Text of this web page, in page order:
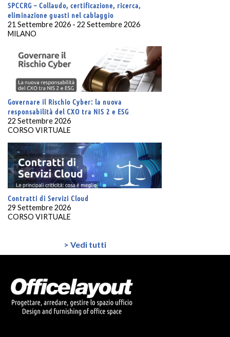
SPCCRG – Collaudo, certificazione, ricerca,
eliminazione guasti nel cablaggio
21 Settembre 2026 - 22 Settembre 2026
MILANO
Governare il Rischio Cyber: la nuova
responsabilità del CXO tra NIS 2 e ESG
22 Settembre 2026
CORSO VIRTUALE
Contratti di Servizi Cloud
29 Settembre 2026
CORSO VIRTUALE
> Vedi tutti